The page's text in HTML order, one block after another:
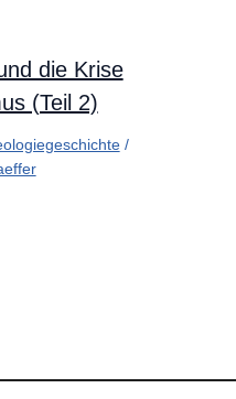
die Krise
(Teil 2)
/